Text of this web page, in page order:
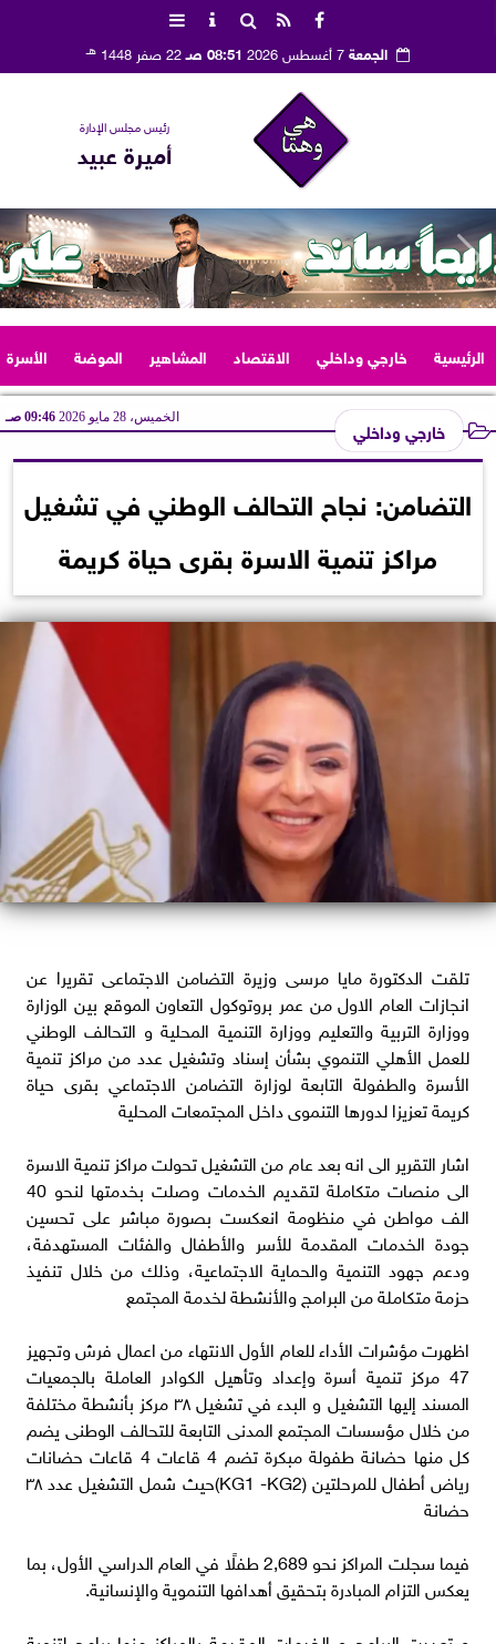
الجمعة 08:51 صـ 22 صفر 1448 هـ
رئيس مجلس الإدارة
أميرة عبيد
الرئيسية خارجي وداخلي الاقتصاد المشاهير الموضة الأسرة
خارجي وداخلي الخميس، 28 مايو 2026 09:46 صـ
التضامن: نجاح التحالف الوطني في تشغيل
مراكز تنمية الاسرة بقرى حياة كريمة
تلقت الدكتورة مايا مرسى وزيرة التضامن الاجتماعى تقريرا عن
انجازات العام الاول من عمر بروتوكول التعاون الموقع بين الوزارة
ووزارة التربية والتعليم ووزارة التنمية المحلية و التحالف الوطني
للعمل الأهلي التنموي بشأن إسناد وتشغيل عدد من مراكز تنمية
الأسرة والطفولة التابعة لوزارة التضامن الاجتماعي بقرى حياة
كريمة تعزيزا لدورها التنموى داخل المجتمعات المحلية
اشار التقرير الى انه بعد عام من التشغيل تحولت مراكز تنمية الاسرة
الى منصات متكاملة لتقديم الخدمات وصلت بخدمتها لنحو 40
الف مواطن في منظومة انعكست بصورة مباشر على تحسين
جودة الخدمات المقدمة للأسر والأطفال والفئات المستهدفة،
ودعم جهود التنمية والحماية الاجتماعية، وذلك من خلال تنفيذ
حزمة متكاملة من البرامج والأنشطة لخدمة المجتمع
اظهرت مؤشرات الأداء للعام الأول الانتهاء من اعمال فرش وتجهيز
47 مركز تنمية أسرة وإعداد وتأهيل الكوادر العاملة بالجمعيات
المسند إليها التشغيل و البدء في تشغيل ٣٨ مركز بأنشطة مختلفة
من خلال مؤسسات المجتمع المدنى التابعة للتحالف الوطنى يضم
كل منها حضانة طفولة مبكرة تضم 4 قاعات 4 قاعات حضانات
رياض أطفال للمرحلتين (KG1 -KG2)حيث شمل التشغيل عدد ٣٨
حضانة
فيما سجلت المراكز نحو 2,689 طفلًا في العام الدراسي الأول، بما
يعكس التزام المبادرة بتحقيق أهدافها التنموية والإنسانية.